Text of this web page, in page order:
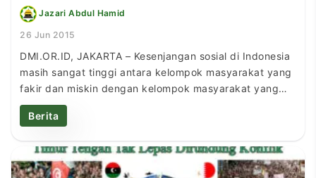
Jazari Abdul Hamid
26 Jun 2015
DMI.OR.ID, JAKARTA – Kesenjangan sosial di Indonesia
masih sangat tinggi antara kelompok masyarakat yang
fakir dan miskin dengan kelompok masyarakat yang
kaya dan mampu. Akibatnya, keadilan sosial belum
dirasakan secara merata oleh seluruh rakyat Indonesia,
(Ketum) Pengurus Besar Nahdlatul Ulama (PBNU), Prof.
Dr. KH. Said Aqil Siradj, […]
Berita